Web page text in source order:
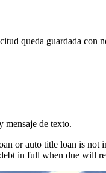
queda guardada con
mensaje de texto.
or auto title loan is not
in full when due will